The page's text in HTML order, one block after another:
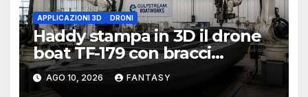
APPLICAZIONI 3D DRONI
Haddy stampa in 3D il drone
boat TF-179 con bracci
robotici
AGO 10, 2026 FANTASY